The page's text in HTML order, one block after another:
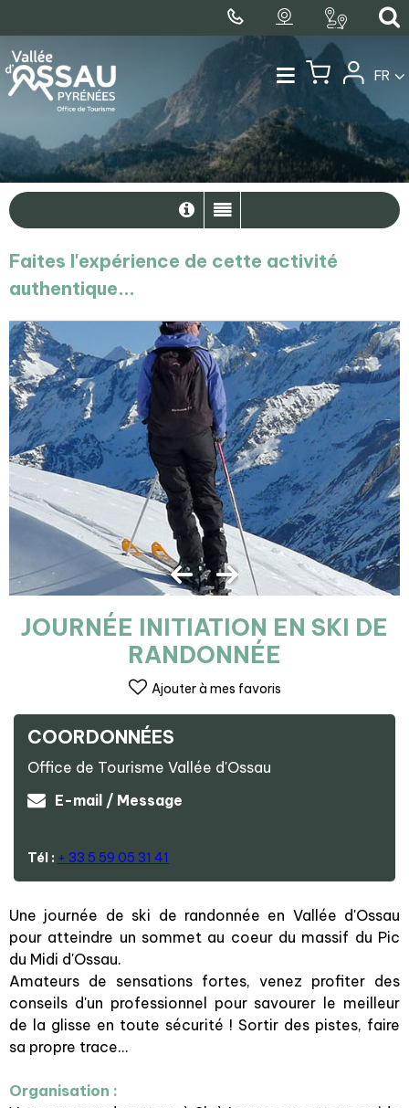
FR
Faites l'expérience de cette activité
authentique...
JOURNÉE INITIATION EN SKI DE
RANDONNÉE
Ajouter à mes favoris
COORDONNÉES
Office de Tourisme Vallée d'Ossau
E-mail / Message
Tél : + 33 5 59 05 31 41
Une journée de ski de randonnée en Vallée d'Ossau
pour atteindre un sommet au coeur du massif du Pic
du Midi d'Ossau.
Amateurs de sensations fortes, venez profiter des
conseils d'un professionnel pour savourer le meilleur
de la glisse en toute sécurité ! Sortir des pistes, faire
sa propre trace...
Organisation :